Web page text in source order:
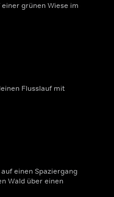
grünen Wiese im
Flusslauf mit
einen Spaziergang
Wald über einen